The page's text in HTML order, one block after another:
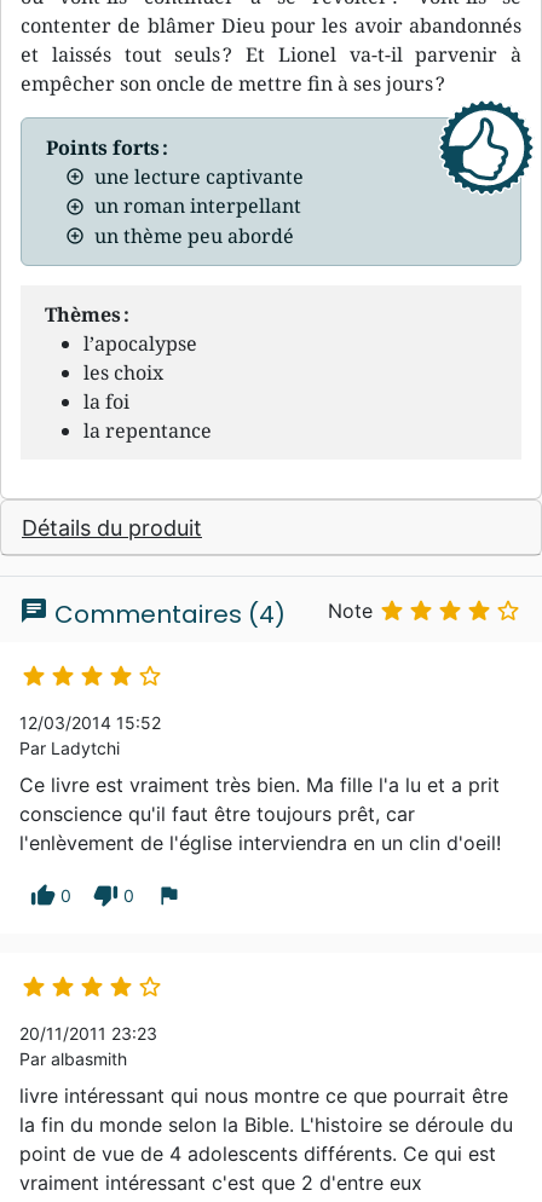
contenter de blâmer Dieu pour les avoir abandonnés
et laissés tout seuls ? Et Lionel va-t-il parvenir à
empêcher son oncle de mettre fin à ses jours ?
Points forts :
une lecture captivante
un roman interpellant
un thème peu abordé
Thèmes :
l’apocalypse
les choix
la foi
la repentance
Détails du produit
chat Commentaires (4) Note     
    
12/03/2014 15:52
Par Ladytchi
Ce livre est vraiment très bien. Ma fille l'a lu et a prit
conscience qu'il faut être toujours prêt, car
l'enlèvement de l'église interviendra en un clin d'oeil!
thumb_up 0 thumb_down 0 flag
    
20/11/2011 23:23
Par albasmith
livre intéressant qui nous montre ce que pourrait être
la fin du monde selon la Bible. L'histoire se déroule du
point de vue de 4 adolescents différents. Ce qui est
vraiment intéressant c'est que 2 d'entre eux